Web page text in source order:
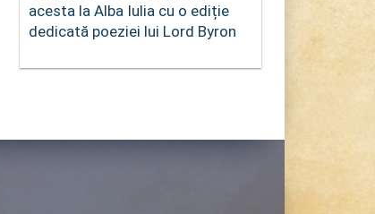
acesta la Alba Iulia cu o ediție
dedicată poeziei lui Lord Byron